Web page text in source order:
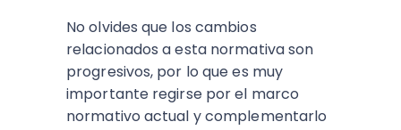
No olvides que los cambios
relacionados a esta normativa son
progresivos, por lo que es muy
importante regirse por el marco
normativo actual y complementarlo